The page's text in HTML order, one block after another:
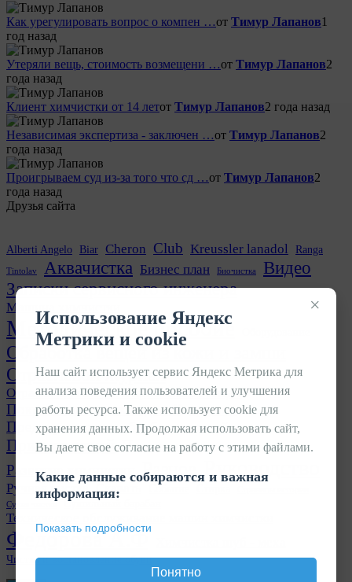
Как урегулировать вопрос о компен …от Тимур Лапанов1
год назад
Утеряли вещь, стоимость возмещени …от Тимур Лапанов2
года назад
Клиент химчистки от 14 летот Тимур Лапанов2 года назад
Независимая экспертиза - заключен …от Тимур Лапанов2
года назад
Проигрываем суд из-за того что сд …от Тимур Лапанов2
года назад
Друзья сайта
Alberti Angelo Biar Cheron Club Kreussler lanadol Ranga
Tintolav Аквачистка Бизнес план Биочистка
Видео
Записки сервисного инженера
Машина химчистки
Методическое пособие
Обработка вещей из кожи и замши
Отраслевой журнал
Отрасль химчисток и прачечных в лицах
Покраска кожаных изделий Прачечная
Предварительная обработка вещей
Приемка вещей Пятновыводка
Развитие химчистки
Разное
Ручная чистка Событие
Сухая чистка
Сушильный барабан
Техническое обслуживание машин химчистки
Федорова А.Ф
Чистка и востановление обуви
×
Использование Яндекс
Метрики и cookie
Наш сайт использует сервис Яндекс Метрика для
анализа поведения пользователей и улучшения
работы ресурса. Также использует cookie для
хранения данных. Продолжая использовать сайт,
Вы даете свое согласие на работу с этими файлами.
Какие данные собираются и важная
информация:
Показать подробности
Понятно